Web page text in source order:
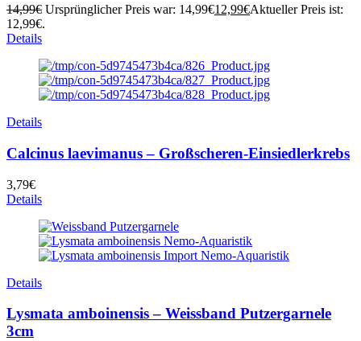
14,99€ Ursprünglicher Preis war: 14,99€12,99€Aktueller Preis ist:
12,99€.
Details
Details
Calcinus laevimanus – Großscheren-Einsiedlerkrebs
3,79€
Details
Details
Lysmata amboinensis – Weissband Putzergarnele
3cm